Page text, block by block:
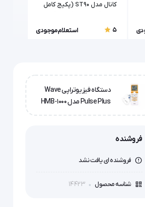
کانال مدل ST90 (پکیج کامل
5
استعلام موجودی
دستگاه فیزیوتراپی Wave
Pulse Plus مدل HMB-1000
هابدیک (HUBDIC)
فروشنده
فروشنده ای یافت نشد
شناسه محصول 14423